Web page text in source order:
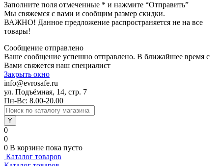
Заполните поля отмеченные * и нажмите “Отправить”
Мы свяжемся с вами и сообщим размер скидки.
ВАЖНО! Данное предложение распространяется не на все
товары!
Сообщение отправлено
Ваше сообщение успешно отправлено. В ближайшее время с
Вами свяжется наш специалист
Закрыть окно
info@evrosafe.ru
ул. Подъёмная, 14, стр. 7
Пн-Вс: 8.00-20.00
0
0
0 В корзине пока пусто
Каталог товаров